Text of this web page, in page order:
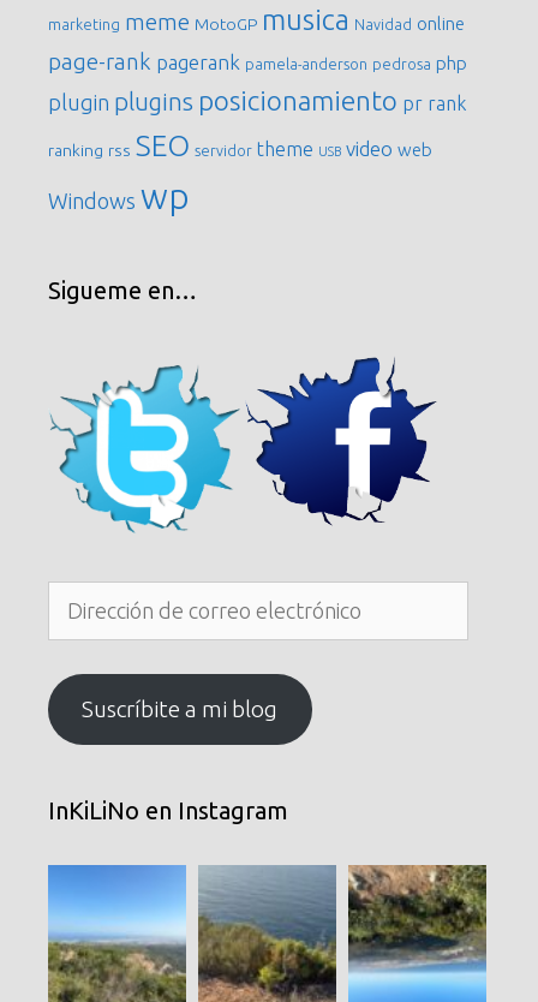
marketing meme MotoGP musica Navidad online
page-rank pagerank pamela-anderson pedrosa php
plugin plugins posicionamiento pr rank
ranking rss SEO servidor theme USB video web
Windows wp
Sigueme en…
electrónico
Suscríbite a mi blog
InKiLiNo en Instagram